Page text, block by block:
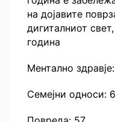
на дојавите
дигиталниот
година
Ментално
Семејни односи: